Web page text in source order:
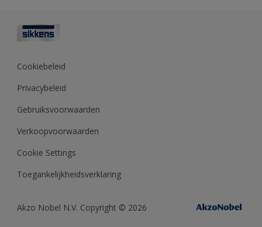
Polyfilla Pro
Sikkens Center
Kleurcollecties
Kennisbank
Cookiebeleid
Privacybeleid
Gebruiksvoorwaarden
Verkoopvoorwaarden
Cookie Settings
Toegankelijkheidsverklaring
Akzo Nobel N.V. Copyright © 2026